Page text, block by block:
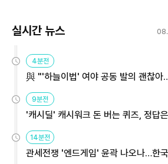
실시간 뉴스
4분전
與 "'하늘이법' 여야 공동 발의 괜찮아
9분전
'캐시딜' 캐시워크 돈 버는 퀴즈, 정답
14분전
관세전쟁 '엔드게임' 윤곽 나오나…한